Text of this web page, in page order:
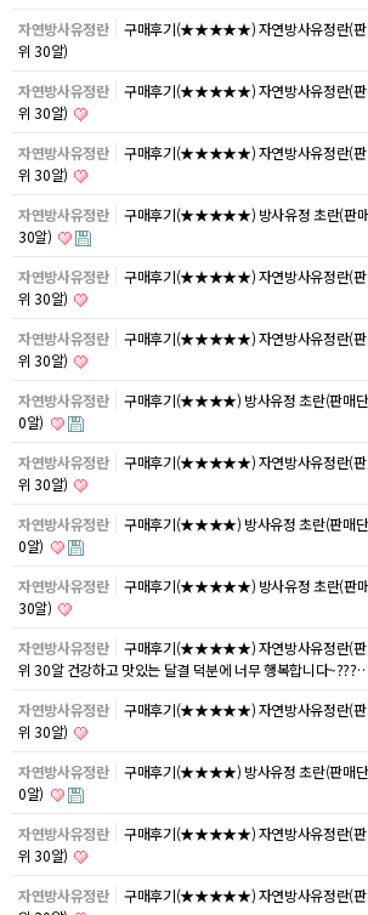
자연방사유정란
구매후기(★★★★★) 자연방사유정란(판
위 30알)
자연방사유정란
구매후기(★★★★★) 자연방사유정란(판
위 30알)
자연방사유정란
구매후기(★★★★★) 자연방사유정란(판
위 30알)
자연방사유정란
구매후기(★★★★★) 방사유정 초란(판매
30알)
자연방사유정란
구매후기(★★★★★) 자연방사유정란(판
위 30알)
자연방사유정란
구매후기(★★★★★) 자연방사유정란(판
위 30알)
자연방사유정란
구매후기(★★★★) 방사유정 초란(판매
0알)
자연방사유정란
구매후기(★★★★★) 자연방사유정란(판
위 30알)
자연방사유정란
구매후기(★★★★) 방사유정 초란(판매
0알)
자연방사유정란
구매후기(★★★★★) 방사유정 초란(판매
30알)
자연방사유정란
구매후기(★★★★★) 자연방사유정란(판
위 30알 건강하고 맛있는 달결 덕분에 너무 행복합니다~???…
자연방사유정란
구매후기(★★★★★) 자연방사유정란(판
위 30알)
자연방사유정란
구매후기(★★★★) 방사유정 초란(판매
0알)
자연방사유정란
구매후기(★★★★★) 자연방사유정란(판
위 30알)
자연방사유정란
구매후기(★★★★★) 자연방사유정란(판